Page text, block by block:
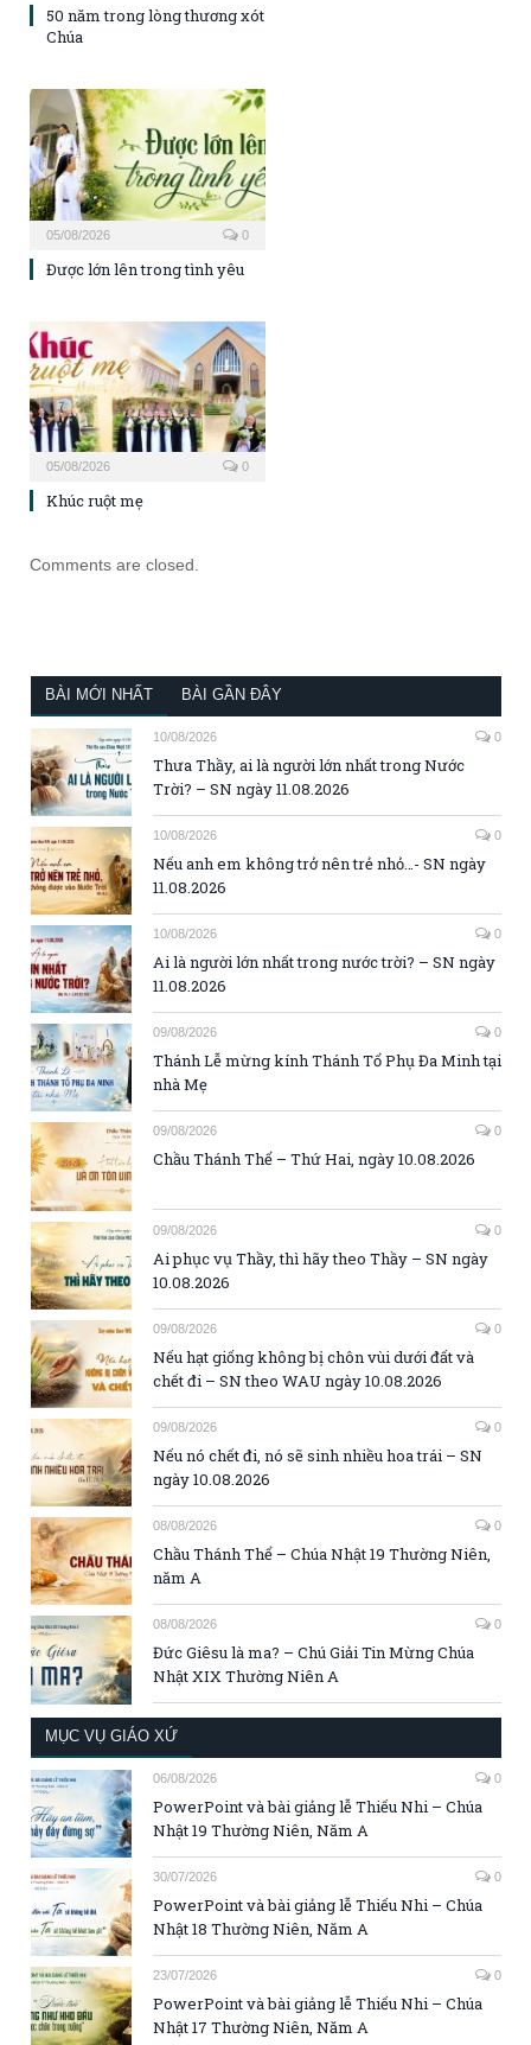
50 năm trong lòng thương xót
Chúa
05/08/2026 0
Được lớn lên trong tình yêu
05/08/2026 0
Khúc ruột mẹ
Comments are closed.
BÀI MỚI NHẤT BÀI GẦN ĐÂY
10/08/2026 0
Thưa Thầy, ai là người lớn nhất trong Nước
Trời? – SN ngày 11.08.2026
10/08/2026 0
Nếu anh em không trở nên trẻ nhỏ…- SN ngày
11.08.2026
10/08/2026 0
Ai là người lớn nhất trong nước trời? – SN ngày
11.08.2026
09/08/2026 0
Thánh Lễ mừng kính Thánh Tổ Phụ Đa Minh tại
nhà Mẹ
09/08/2026 0
Chầu Thánh Thể – Thứ Hai, ngày 10.08.2026
09/08/2026 0
Ai phục vụ Thầy, thì hãy theo Thầy – SN ngày
10.08.2026
09/08/2026 0
Nếu hạt giống không bị chôn vùi dưới đất và
chết đi – SN theo WAU ngày 10.08.2026
09/08/2026 0
Nếu nó chết đi, nó sẽ sinh nhiều hoa trái – SN
ngày 10.08.2026
08/08/2026 0
Chầu Thánh Thể – Chúa Nhật 19 Thường Niên,
năm A
08/08/2026 0
Đức Giêsu là ma? – Chú Giải Tin Mừng Chúa
Nhật XIX Thường Niên A
MỤC VỤ GIÁO XỨ
06/08/2026 0
PowerPoint và bài giảng lễ Thiếu Nhi – Chúa
Nhật 19 Thường Niên, Năm A
30/07/2026 0
PowerPoint và bài giảng lễ Thiếu Nhi – Chúa
Nhật 18 Thường Niên, Năm A
23/07/2026 0
PowerPoint và bài giảng lễ Thiếu Nhi – Chúa
Nhật 17 Thường Niên, Năm A